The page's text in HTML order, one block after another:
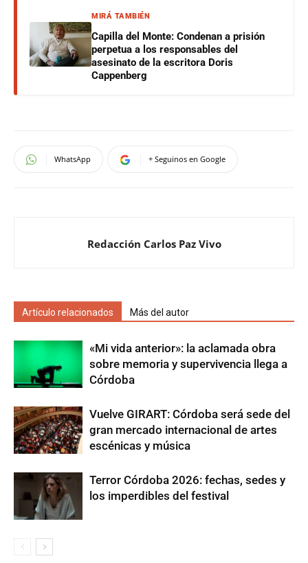
MIRÁ TAMBIÉN
Capilla del Monte: Condenan a prisión
perpetua a los responsables del
asesinato de la escritora Doris
Cappenberg
WhatsApp + Seguinos en Google
Redacción Carlos Paz Vivo
Artículo relacionados Más del autor
«Mi vida anterior»: la aclamada obra
sobre memoria y supervivencia llega a
Córdoba
Vuelve GIRART: Córdoba será sede del
gran mercado internacional de artes
escénicas y música
Terror Córdoba 2026: fechas, sedes y
los imperdibles del festival